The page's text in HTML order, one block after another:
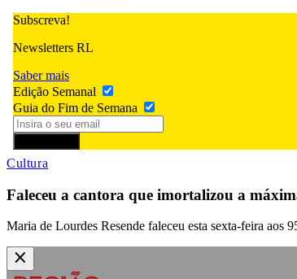
Subscreva!
Newsletters RL
Saber mais
Edição Semanal
Guia do Fim de Semana
Cultura
Faleceu a cantora que imortalizou a
Maria de Lourdes Resende faleceu esta sexta-feira aos